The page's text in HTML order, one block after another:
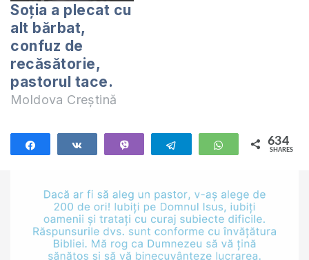
Soția a plecat cu
alt bărbat,
confuz de
recăsătorie,
pastorul tace.
Moldova Creștină
Telegram WhatsApp
634
SHARES